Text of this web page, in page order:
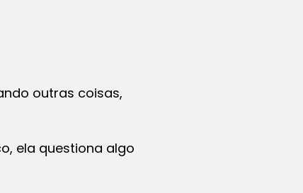
outras coisas,
ela questiona algo